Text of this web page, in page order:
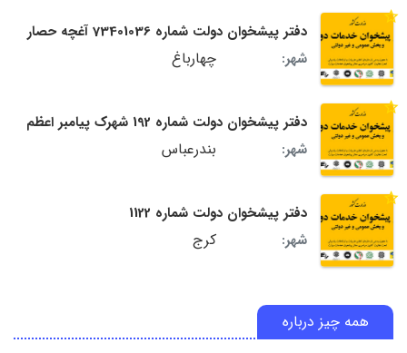
دفتر پیشخوان دولت شماره 73401036 آغچه حصار
شهر:
چهارباغ
دفتر پیشخوان دولت شماره 192 شهرک پیامبر اعظم
شهر:
بندرعباس
دفتر پیشخوان دولت شماره 1122
شهر:
کرج
همه چیز درباره